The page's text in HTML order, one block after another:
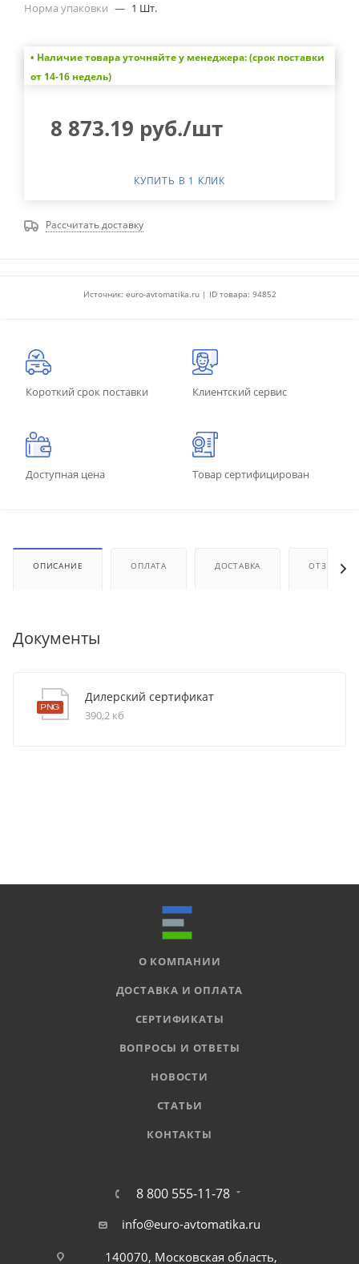
Норма упаковки — 1 Шт.
• Наличие товара уточняйте у менеджера: (срок поставки
от 14-16 недель)
8 873.19 руб./шт
КУПИТЬ В 1 КЛИК
Рассчитать доставку
Источник: euro-avtomatika.ru | ID товара: 94852
Короткий срок поставки Клиентский сервис
Доступная цена Товар сертифицирован
ОПИСАНИЕ ОПЛАТА ДОСТАВКА ОТЗЫВЫ
Документы
Дилерский сертификат
390,2 кб
О КОМПАНИИ
ДОСТАВКА И ОПЛАТА
СЕРТИФИКАТЫ
ВОПРОСЫ И ОТВЕТЫ
НОВОСТИ
СТАТЬИ
КОНТАКТЫ
8 800 555-11-78
info@euro-avtomatika.ru
140070, Московская область,